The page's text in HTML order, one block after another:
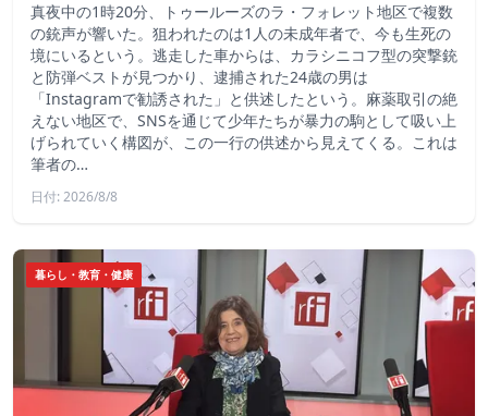
真夜中の1時20分、トゥールーズのラ・フォレット地区で複数
の銃声が響いた。狙われたのは1人の未成年者で、今も生死の
境にいるという。逃走した車からは、カラシニコフ型の突撃銃
と防弾ベストが見つかり、逮捕された24歳の男は
「Instagramで勧誘された」と供述したという。麻薬取引の絶
えない地区で、SNSを通じて少年たちが暴力の駒として吸い上
げられていく構図が、この一行の供述から見えてくる。これは
筆者の…
日付: 2026/8/8
暮らし・教育・健康